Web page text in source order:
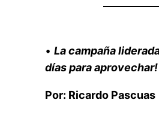
•La campaña
días para aprovechar!
Por: Ricardo Pascuas